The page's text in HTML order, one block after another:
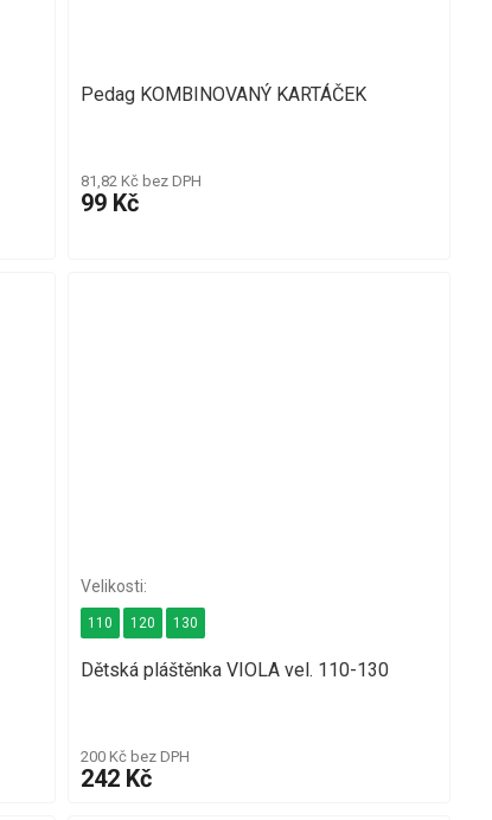
Pedag KOMBINOVANÝ KARTÁČEK
81,82 Kč bez DPH
99 Kč
Dětská pláštěnka VIOLA vel. 110-130
200 Kč bez DPH
242 Kč
110 120 130